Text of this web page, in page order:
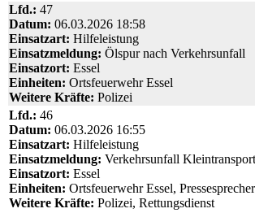
Lfd.: 47
Datum: 06.03.2026 18:58
Einsatzart: Hilfeleistung
Einsatzmeldung: Ölspur nach Verkehrsunfall
Einsatzort: Essel
Einheiten: Ortsfeuerwehr Essel
Weitere Kräfte: Polizei
Lfd.: 46
Datum: 06.03.2026 16:55
Einsatzart: Hilfeleistung
Einsatzmeldung: Verkehrsunfall
Einsatzort: Essel
Einheiten: Ortsfeuerwehr Essel, Pressesprecher
Weitere Kräfte: Polizei, Rettungsdienst